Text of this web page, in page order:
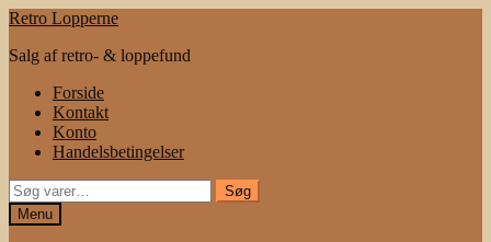
Spring
navigation
Spring
indhold
Retro Lopperne
Salg af retro- & loppefund
Forside
Kontakt
Konto
Handelsbetingelser
Søg
efter:
Søg
Menu